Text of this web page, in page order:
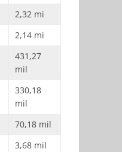
2,32 mi
2,14 mi
431,27
mil
330,18
mil
70,18 mil
3,68 mil